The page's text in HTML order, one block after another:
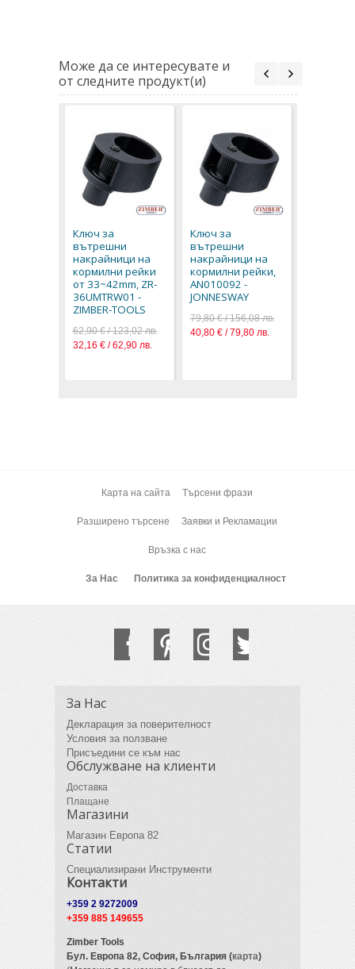
Може да се интересувате и
от следните продукт(и)
Ключ за
вътрешни
накрайници на
кормилни рейки
от 33~42mm, ZR-
36UMTRW01 -
ZIMBER-TOOLS
62,90 € / 123,02 лв.
32,16 € / 62,90 лв.
Ключ за
вътрешни
накрайници на
кормилни рейки,
AN010092 -
JONNESWAY
79,80 € / 156,08 лв.
40,80 € / 79,80 лв.
Карта на сайта Търсени фрази
Разширено търсене Заявки и Рекламации
Връзка с нас
За Нас Политика за конфиденциалност
За Нас
Декларация за поверителност
Условия за ползване
Присъедини се към нас
Обслужване на клиенти
Доставка
Плащане
Магазини
Магазин Европа 82
Статии
Специализирани Инструменти
Контакти
+359 2 9272009
+359 885 149655
Zimber Tools
Бул. Европа 82, София, България (карта)